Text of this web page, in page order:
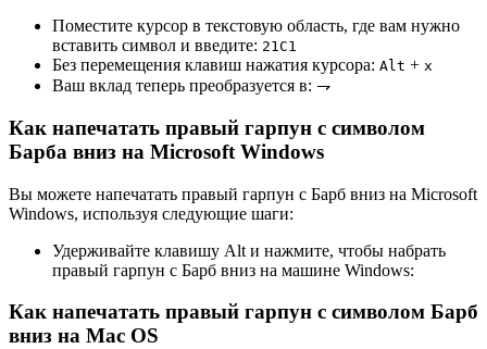
Поместите курсор в текстовую область, где вам нужно
вставить символ и введите: 21C1
Без перемещения клавиш нажатия курсора: Alt + x
Ваш вклад теперь преобразуется в: ⇁
Как напечатать правый гарпун с символом
Барба вниз на Microsoft Windows
Вы можете напечатать правый гарпун с Барб вниз на Microsoft
Windows, используя следующие шаги:
Удерживайте клавишу Alt и нажмите, чтобы набрать
правый гарпун с Барб вниз на машине Windows:
Как напечатать правый гарпун с символом Барб
вниз на Mac OS